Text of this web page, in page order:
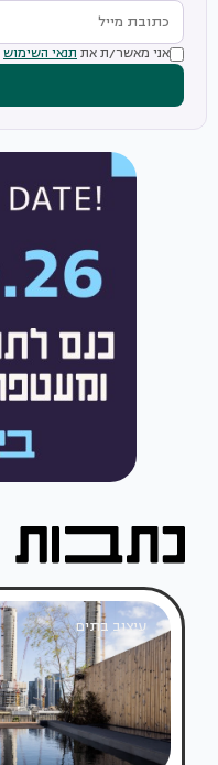
אני מאשר/ת את תנאי השימוש
עיצוב בתים